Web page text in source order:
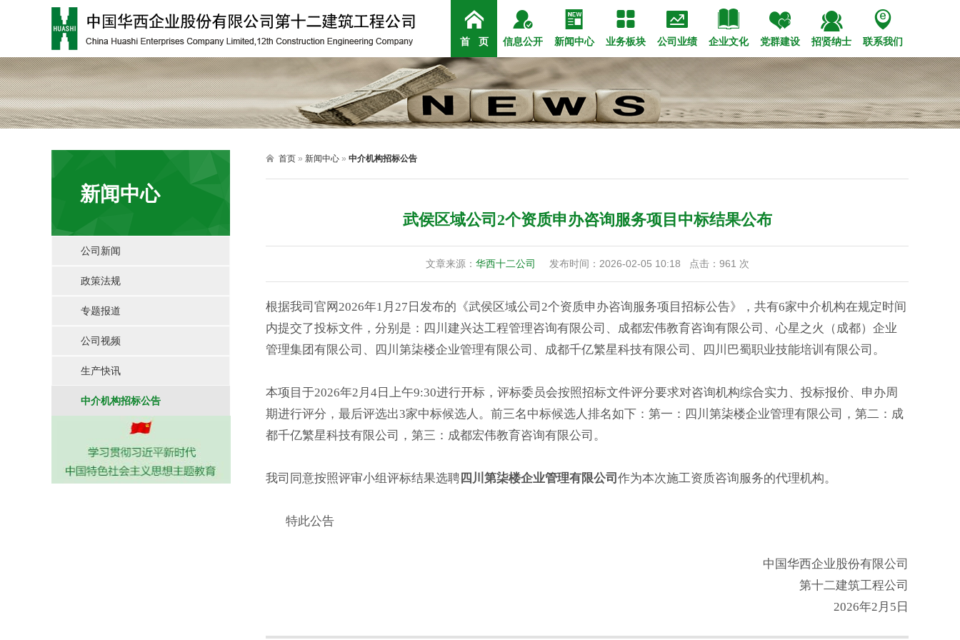

首 页

信息公开

新闻中心

业务板块

公司业绩

企业文化

党群建设

招贤纳士

联系我们
公司简介 组织架构 管理高层
公司新闻 政策法规 专题报道 公司视频
房建 市政 装饰 钢结构 设备租赁
经典工程 技术创新 荣誉奖项
历史沿革 企业标识 华西赋 文化理念
党的建设 职工之家 青年之窗
社会招聘 校园招聘 内部竞聘
 首页 » 新闻中心 » 中介机构招标公告
武侯区域公司2个资质申办咨询服务项目中标结果公布
文章来源： 华西十二公司 发布时间：2026-02-05 10:18 点击： 961 次
根据我司官网2026年1月27日发布的《武侯区域公司2个资质申办咨询服务项目招标公告》，共有6家中介机构在规定时间
内提交了投标文件，分别是：四川建兴达工程管理咨询有限公司、成都宏伟教育咨询有限公司、心星之火（成都）企业
管理集团有限公司、四川第柒楼企业管理有限公司、成都千亿繁星科技有限公司、四川巴蜀职业技能培训有限公司。
本项目于2026年2月4日上午9:30进行开标，评标委员会按照招标文件评分要求对咨询机构综合实力、投标报价、申办周
期进行评分，最后评选出3家中标候选人。前三名中标候选人排名如下：第一：四川第柒楼企业管理有限公司，第二：成
都千亿繁星科技有限公司，第三：成都宏伟教育咨询有限公司。
我司同意按照评审小组评标结果选聘 四川第柒楼企业管理有限公司 作为本次施工资质咨询服务的代理机构。
特此公告
中国华西企业股份有限公司
第十二建筑工程公司
2026年2月5日
新闻中心
公司新闻
政策法规
专题报道
公司视频
生产快讯
中介机构招标公告